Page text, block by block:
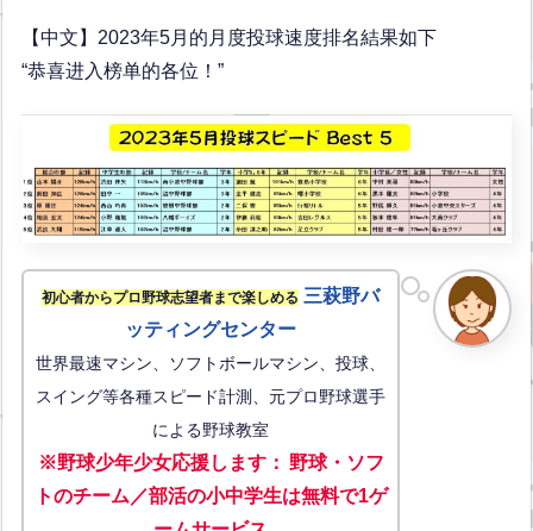
【中文】2023年5月的月度投球速度排名結果如下
“恭喜进入榜单的各位！”
初心者からプロ野球志望者まで楽しめる 三萩野バ
ッティングセンター
世界最速マシン、ソフトボールマシン、投球、
スイング等各種スピード計測、元プロ野球選手
による野球教室
※野球少年少女応援します： 野球・ソフ
トのチーム／部活の小中学生は無料で1ゲ